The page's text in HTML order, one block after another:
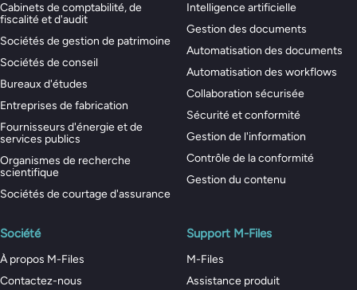
Cabinets de comptabilité, de
fiscalité et d'audit
Sociétés de gestion de patrimoine
Sociétés de conseil
Bureaux d'études
Entreprises de fabrication
Fournisseurs d'énergie et de
services publics
Organismes de recherche
scientifique
Sociétés de courtage d'assurance
Intelligence artificielle
Gestion des documents
Automatisation des documents
Automatisation des workflows
Collaboration sécurisée
Sécurité et conformité
Gestion de l'information
Contrôle de la conformité
Gestion du contenu
Société
À propos M-Files
Contactez-nous
Support M-Files
M-Files
Assistance produit